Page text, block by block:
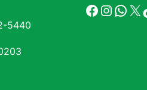
5440
Facebook InstagramWhatsApp X